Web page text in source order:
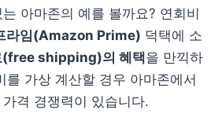
아마존의 예를 볼까요? 연회비
라임(Amazon Prime) 덕택에 소
(free shipping)의 혜택을 만끽하
를 가상 계산할 경우 아마존에서
격 경쟁력이 있습니다.